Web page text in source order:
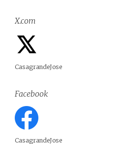
X.com
CasagrandeJose
Facebook
CasagrandeJose